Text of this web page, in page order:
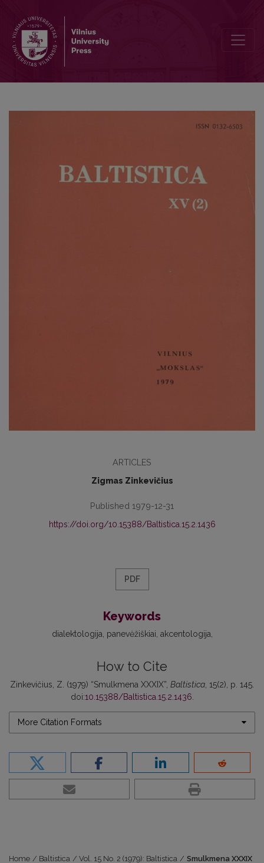
ARTICLES
Zigmas Zinkevičius
Published 1979-12-31
https://doi.org/10.15388/Baltistica.15.2.1436
PDF
Keywords
dialektologija panevėžiškiai akcentologija
How to Cite
Zinkevičius, Z. (1979) “Smulkmena XXXIX”, Baltistica , 15(2), p. 145.
doi:10.15388/Baltistica.15.2.1436
More Citation Formats
Home / Baltistica / Vol. 15 No. 2 (1979): Baltistica / Smulkmena XXXIX